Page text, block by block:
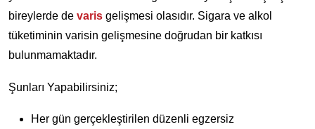
bireylerde de varis gelişmesi olasıdır. Sigara ve alkol
tüketiminin varisin gelişmesine doğrudan bir katkısı
bulunmamaktadır.
Şunları Yapabilirsiniz;
Her gün gerçekleştirilen düzenli egzersiz